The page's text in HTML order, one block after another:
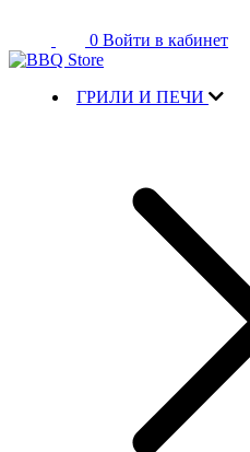
0 Войти в кабинет
ГРИЛИ И ПЕЧИ